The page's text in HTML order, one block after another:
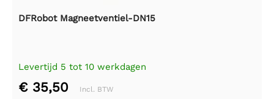
DFRobot Magneetventiel-DN15
Levertijd 5 tot 10 werkdagen
€ 35,50 Incl. BTW